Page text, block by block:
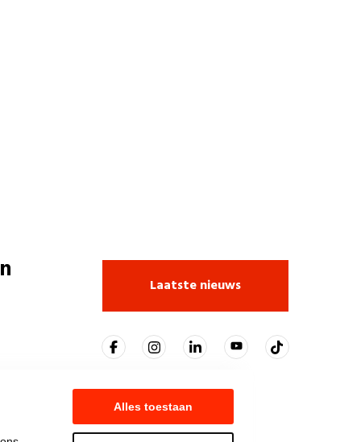
Alles toestaan
Laatste nieuws